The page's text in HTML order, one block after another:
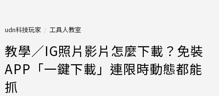
udn科技玩家 工具人教室
教學／IG照片影片怎麼下載？免裝
APP「一鍵下載」連限時動態都能
抓